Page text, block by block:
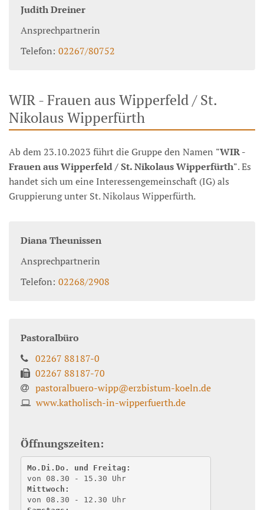
JudithDreiner
Ansprechpartnerin
Telefon: 02267/80752
WIR - Frauen aus Wipperfeld / St.
Nikolaus Wipperfürth
Ab dem 23.10.2023 führt die Gruppe den Namen "WIR -
Frauen aus Wipperfeld / St. Nikolaus Wipperfürth". Es
handet sich um eine Interessengemeinschaft (IG) als
Gruppierung unter St. Nikolaus Wipperfürth.
DianaTheunissen
Ansprechpartnerin
Telefon: 02268/2908
Pastoralbüro
02267 88187-0
02267 88187-70
pastoralbuero-wipp@erzbistum-koeln.de
www.katholisch-in-wipperfuerth.de
Öffnungszeiten:
Mo.Di.Do. und Freitag:
von 08.30 - 15.30 Uhr
Mittwoch:
von 08.30 - 12.30 Uhr